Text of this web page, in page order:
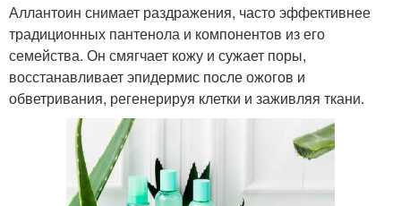
Аллантоин снимает раздражения, часто эффективнее
традиционных пантенола и компонентов из его
семейства. Он смягчает кожу и сужает поры,
восстанавливает эпидермис после ожогов и
обветривания, регенерируя клетки и заживляя ткани.